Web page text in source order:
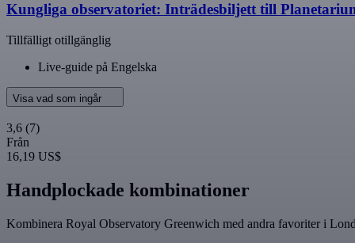
Kungliga observatoriet: Inträdesbiljett till
Tillfälligt otillgänglig
Live-guide på Engelska
Visa vad som ingår
3,6 (7)
Från
16,19 US$
Handplockade kombinationer
Kombinera Royal Observatory Greenwich med andra favoriter i